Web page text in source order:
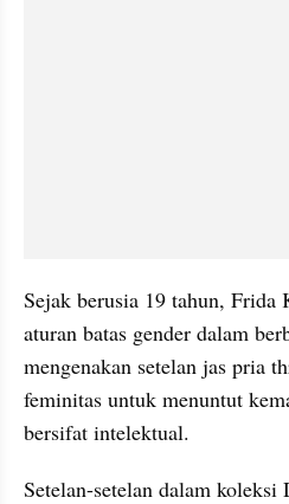
Sejak berusia 19 tahun, Frida
aturan batas gender dalam
mengenakan setelan jas pria
feminitas untuk menuntut
bersifat intelektual.
Setelan-setelan dalam